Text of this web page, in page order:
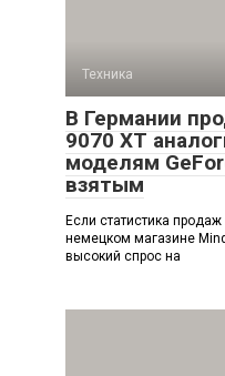
Техника
В Германии
9070 XT
моделям
взятым
Если статистика
немецком магазине
высокий спрос на